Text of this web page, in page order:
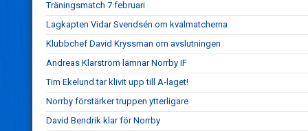
Träningsmatch 7 februari
Lagkapten Vidar Svendsén om kvalmatcherna
Klubbchef David Kryssman om avslutningen
Andreas Klarström lämnar Norrby IF
Tim Ekelund tar klivit upp till A-laget!
Norrby förstärker truppen ytterligare
David Bendrik klar för Norrby